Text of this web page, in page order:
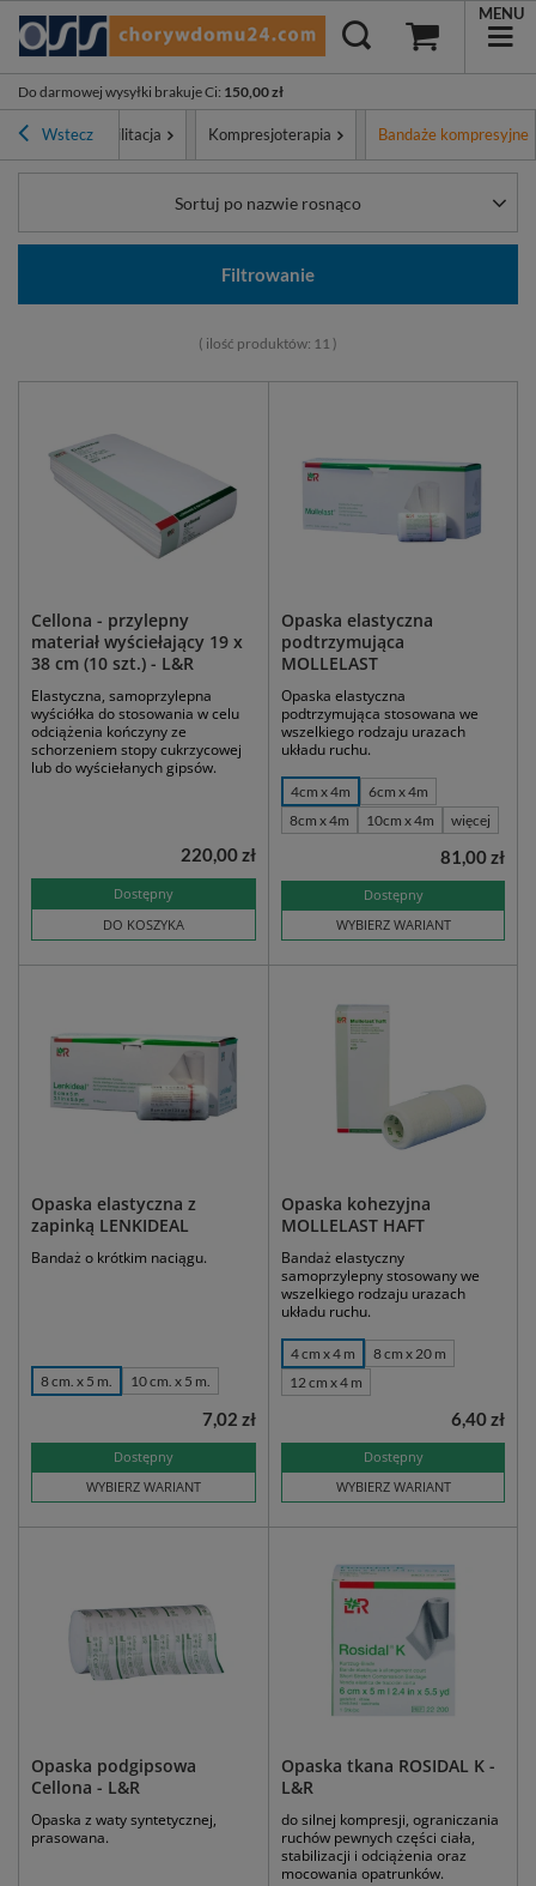
Do darmowej wysyłki brakuje Ci: 150,00 zł
MENU
Wsteczi rehabilitacja Kompresjoterapia Bandaże kompresyjne
Sortuj po nazwie rosnąco
Filtrowanie
( ilość produktów: 11 )
Cellona - przylepny
materiał wyściełający 19 x
38 cm (10 szt.) - L&R
Elastyczna, samoprzylepna
wyściółka do stosowania w celu
odciążenia kończyny ze
schorzeniem stopy cukrzycowej
lub do wyściełanych gipsów.
Dostępny
DO KOSZYKA
220,00 zł
Opaska elastyczna
podtrzymująca
MOLLELAST
Opaska elastyczna
podtrzymująca stosowana we
wszelkiego rodzaju urazach
układu ruchu.
4cm x 4m
6cm x 4m
8cm x 4m
10cm x 4m więcej
Dostępny
WYBIERZ WARIANT
81,00 zł
Opaska elastyczna z
zapinką LENKIDEAL
Bandaż o krótkim naciągu.
8 cm. x 5 m. 10 cm. x 5 m.
Dostępny
WYBIERZ WARIANT
7,02 zł
Opaska kohezyjna
MOLLELAST HAFT
Bandaż elastyczny
samoprzylepny stosowany we
wszelkiego rodzaju urazach
układu ruchu.
4 cm x 4 m
8 cm x 20 m
12 cm x 4 m
Dostępny
WYBIERZ WARIANT
6,40 zł
Opaska podgipsowa
Cellona - L&R
Opaska z waty syntetycznej,
prasowana.
Opaska tkana ROSIDAL K -
L&R
do silnej kompresji, ograniczania
ruchów pewnych części ciała,
stabilizacji i odciążenia oraz
mocowania opatrunków.